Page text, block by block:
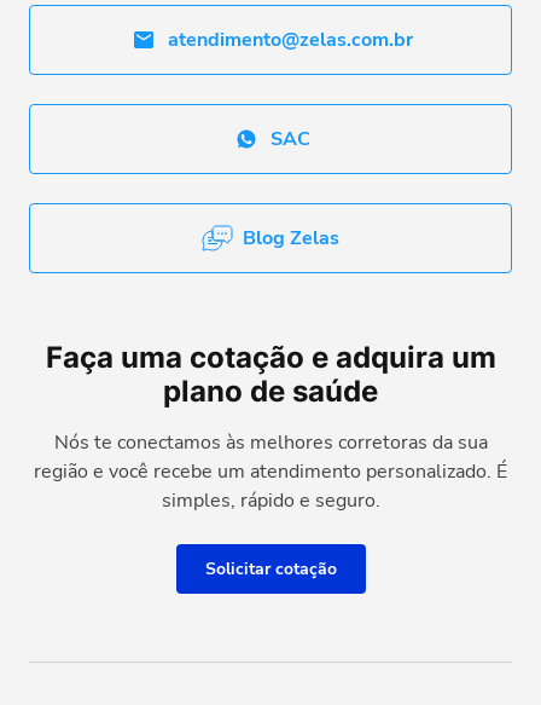
atendimento@zelas.com.br
SAC
Blog Zelas
Faça uma cotação e adquira um
plano de saúde
Nós te conectamos às melhores corretoras da sua
região e você recebe um atendimento personalizado. É
simples, rápido e seguro.
Solicitar cotação